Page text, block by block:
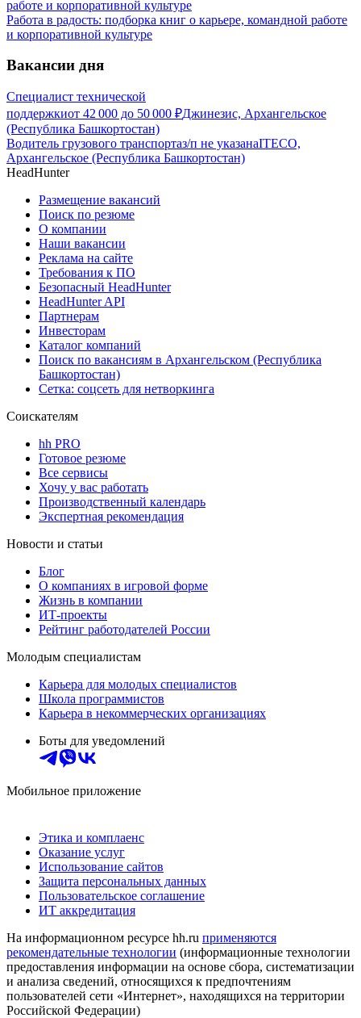
Работа в радость: подборка книг о карьере, командной работе
и корпоративной культуре
Вакансии дня
Специалист технической
поддержкиот 42 000 до 50 000 ₽Джинезис, Архангельское
(Республика Башкортостан)
Водитель грузового транспортаз/п не указанаITECO,
Архангельское (Республика Башкортостан)
HeadHunter
Размещение вакансий
Поиск по резюме
О компании
Наши вакансии
Реклама на сайте
Требования к ПО
Безопасный HeadHunter
HeadHunter API
Партнерам
Инвесторам
Каталог компаний
Поиск по вакансиям в Архангельском (Республика
Башкортостан)
Сетка: соцсеть для нетворкинга
Соискателям
hh PRO
Готовое резюме
Все сервисы
Хочу у вас работать
Производственный календарь
Экспертная рекомендация
Новости и статьи
Блог
О компаниях в игровой форме
Жизнь в компании
ИТ-проекты
Рейтинг работодателей России
Молодым специалистам
Карьера для молодых специалистов
Школа программистов
Карьера в некоммерческих организациях
Боты для уведомлений
Мобильное приложение
Этика и комплаенс
Оказание услуг
Использование сайтов
Защита персональных данных
Пользовательское соглашение
ИТ аккредитация
На информационном ресурсе hh.ru применяются
рекомендательные технологии (информационные технологии
предоставления информации на основе сбора, систематизации
и анализа сведений, относящихся к предпочтениям
пользователей сети «Интернет», находящихся на территории
Российской Федерации)